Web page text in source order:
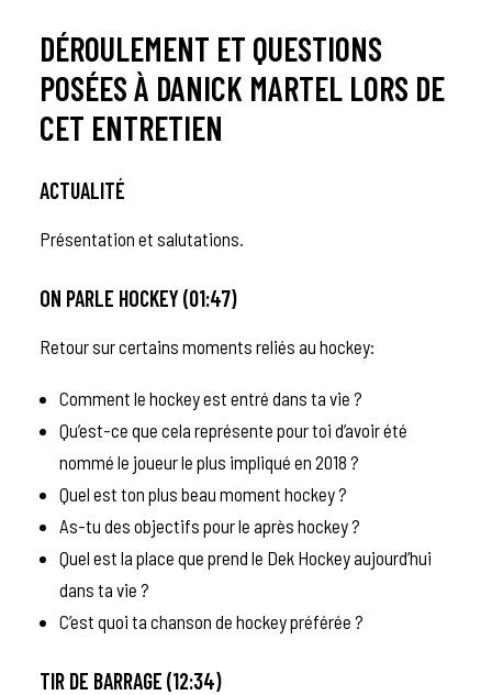
DÉROULEMENT ET QUESTIONS
POSÉES À DANICK MARTEL LORS DE
CET ENTRETIEN
ACTUALITÉ
Présentation et salutations.
ON PARLE HOCKEY (01:47)
Retour sur certains moments reliés au hockey:
Comment le hockey est entré dans ta vie ?
Qu’est-ce que cela représente pour toi d’avoir été
nommé le joueur le plus impliqué en 2018 ?
Quel est ton plus beau moment hockey ?
As-tu des objectifs pour le après hockey ?
Quel est la place que prend le Dek Hockey aujourd’hui
dans ta vie ?
C’est quoi ta chanson de hockey préférée ?
TIR DE BARRAGE (12:34)